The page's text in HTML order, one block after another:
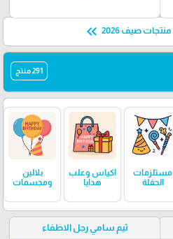
منتجات صيف 2026 keyboard_double_arrow_left
291 منتج
مستلزمات
الحفلة
اكياس وعلب
هدايا
بلالين
ومجسمات
ثيم سامي رجل الاطفاء